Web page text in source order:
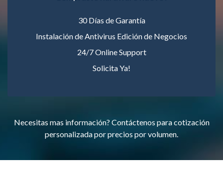
30 Días de Garantía
Instalación de Antivirus Edición de Negocios
24/7 Online Support
Solicita Ya!
Necesitas mas información? Contáctenos para cotización
personalizada por precios por volumen.